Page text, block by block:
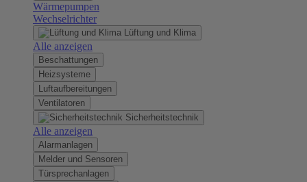
Wärmepumpen
Wechselrichter
Lüftung und Klima
Alle anzeigen
Beschattungen
Heizsysteme
Luftaufbereitungen
Ventilatoren
Sicherheitstechnik
Alle anzeigen
Alarmanlagen
Melder und Sensoren
Türsprechanlagen